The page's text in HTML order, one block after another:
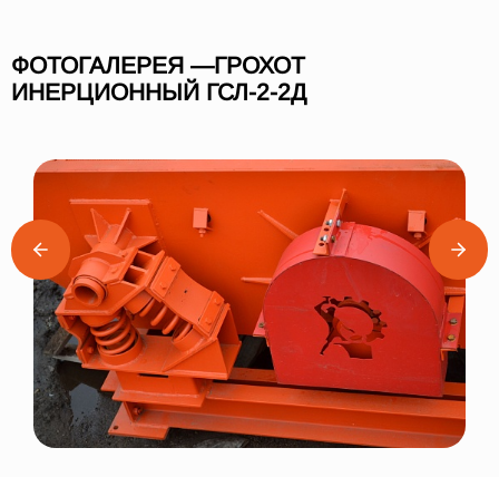
ФОТОГАЛЕРЕЯ —ГРОХОТ
ИНЕРЦИОННЫЙ ГСЛ-2-2Д